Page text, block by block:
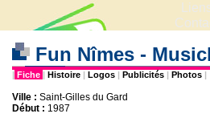
Fun Nîmes -
| Fiche | Histoire | Logos | Publicités | Photos |
Ville : Saint-Gilles du Gard
Début : 1987